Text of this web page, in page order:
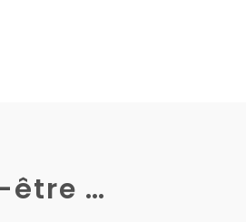
être …